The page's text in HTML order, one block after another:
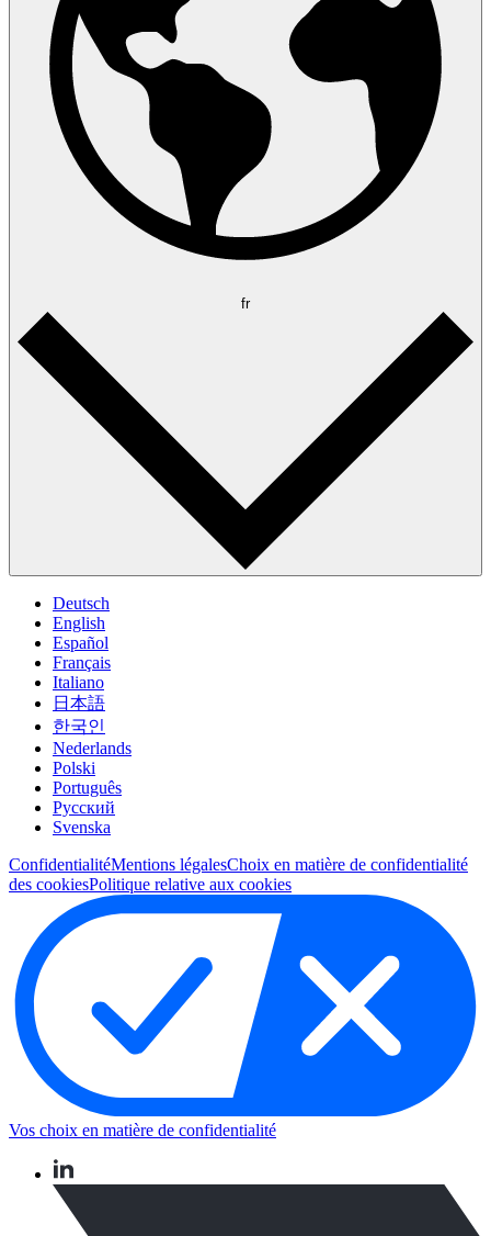
fr
Deutsch
English
Español
Français
Italiano
日本語
한국인
Nederlands
Polski
Português
Pусский
Svenska
ConfidentialitéMentions légalesChoix en matière de confidentialité
des cookiesPolitique relative aux cookies
Vos choix en matière de confidentialité